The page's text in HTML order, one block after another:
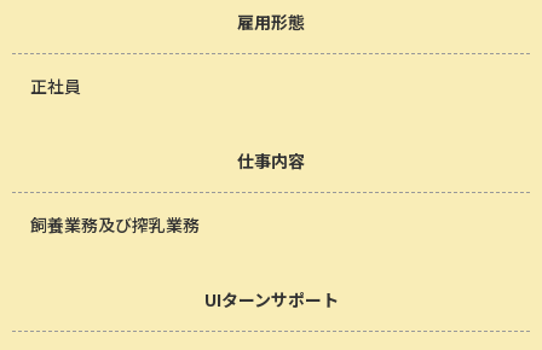
雇用形態
正社員
仕事内容
飼養業務及び搾乳業務
UIターンサポート